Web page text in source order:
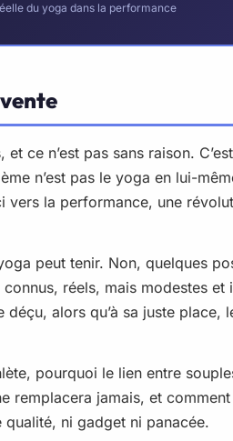
du yoga dans la performance
ce n’est pas sans raison.
n’est pas le yoga en lui-
la performance, une
peut tenir. Non, quelques
réels, mais modestes
alors qu’à sa juste place,
pourquoi le lien entre
jamais, et
qualité, ni gadget ni panacée.